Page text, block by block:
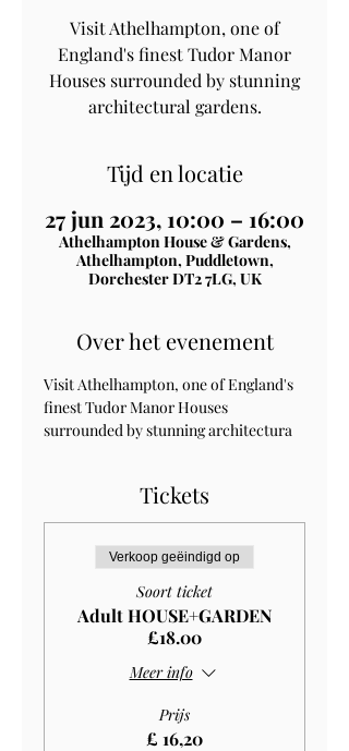
Visit Athelhampton, one of
England's finest Tudor Manor
Houses surrounded by stunning
architectural gardens.
Tijd en locatie
27 jun 2023, 10:00 – 16:00
Athelhampton House & Gardens,
Athelhampton, Puddletown,
Dorchester DT2 7LG, UK
Over het evenement
Visit Athelhampton, one of England's
finest Tudor Manor Houses
surrounded by stunning architectura
Tickets
Verkoop geëindigd op
Soort ticket
Adult HOUSE+GARDEN
£18.00
Meer info
Prijs
£ 16,20